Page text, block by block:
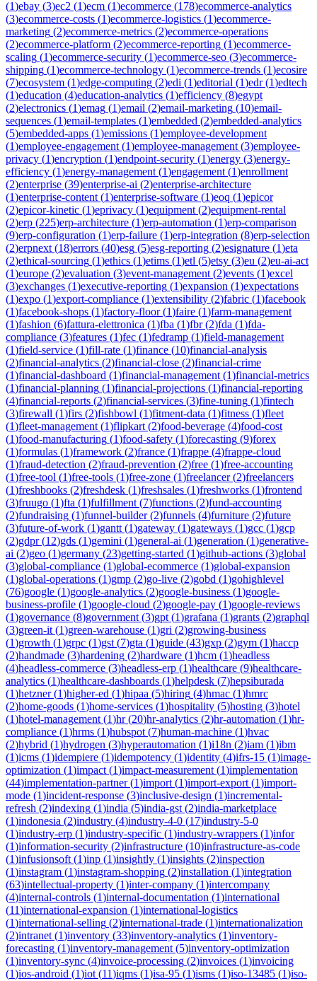
(1)ebay (3)ec2 (1)ecm (1)ecommerce (178)ecommerce-analytics
(3)ecommerce-costs (1)ecommerce-logistics (1)ecommerce-
marketing (2)ecommerce-metrics (2)ecommerce-operations
(2)ecommerce-platform (2)ecommerce-reporting (1)ecommerce-
scaling (1)ecommerce-security (1)ecommerce-seo (3)ecommerce-
shipping (1)ecommerce-technology (1)ecommerce-trends (1)ecosire
(7)ecosystem (1)edge-computing (2)edi (1)editorial (1)edr(1)edtech
(1)education (4)education-analytics (1)efficiency (8)egypt
(2)electronics (1)emag (1)email (2)email-marketing (10)email-
sequences (1)email-templates (1)embedded (2)embedded-analytics
(5)embedded-apps (1)emissions (1)employee-development
(1)employee-engagement (1)employee-management (3)employee-
privacy (1)encryption (1)endpoint-security (1)energy (3)energy-
efficiency (1)energy-management (1)engagement (1)enrollment
(2)enterprise (39)enterprise-ai (2)enterprise-architecture
(1)enterprise-content (1)enterprise-software (1)eoq (1)epicor
(2)epicor-kinetic (1)eprivacy (1)equipment (2)equipment-rental
(2)erp (225)erp-architecture (1)erp-automation (1)erp-comparison
(9)erp-configuration (1)erp-failure (1)erp-integration (8)erp-selection
(2)erpnext (18)errors (40)esg (5)esg-reporting (2)esignature (1)eta
(2)ethical-sourcing (1)ethics (1)etims (1)etl (5)etsy (3)eu (2)eu-ai-act
(1)europe (2)evaluation (3)event-management (2)events (1)excel
(3)exchanges (1)executive-reporting (1)expansion (1)expectations
(1)expo (1)export-compliance (1)extensibility (2)fabric (1)facebook
(1)facebook-shops (1)factory-floor(1)faire (1)farm-management
(1)fashion (6)fattura-elettronica (1)fba (1)fbr(2)fda (1)fda-
compliance (3)features (1)fec (1)fedramp (1)field-management
(1)field-service (1)fill-rate (1)finance (10)financial-analysis
(2)financial-analytics (2)financial-close (2)financial-crime
(1)financial-dashboard (1)financial-management (1)financial-metrics
(1)financial-planning (1)financial-projections (1)financial-reporting
(4)financial-reports (2)financial-services (3)fine-tuning (1)fintech
(3)firewall (1)firs (2)fishbowl (1)fitment-data (1)fitness (1)fleet
(1)fleet-management (1)flipkart (2)food-beverage (4)food-cost
(1)food-manufacturing (1)food-safety (1)forecasting (9)forex
(1)formulas (1)framework (2)france (1)frappe (4)frappe-cloud
(1)fraud-detection (2)fraud-prevention (2)free (1)free-accounting
(1)free-tool (1)free-tools (1)free-zone (1)freelancer(2)freelancers
(1)freshbooks (2)freshdesk (1)freshsales (1)freshworks (1)frontend
(3)fruugo (1)fta (1)fulfillment (7)functions (2)fund-accounting
(2)fundraising (1)funnel-builder(2)funnels (4)furniture (2)future
(3)future-of-work (1)gantt (1)gateway (1)gateways (1)gcc (1)gcp
(2)gdpr(12)gds (1)gemini (1)general-ai (1)generation (1)generative-
ai (2)geo (1)germany (23)getting-started (1)github-actions (3)global
(3)global-compliance (1)global-ecommerce (1)global-expansion
(1)global-operations (1)gmp (2)go-live (2)gobd (1)gohighlevel
(76)google (1)google-analytics (2)google-business (1)google-
business-profile (1)google-cloud (2)google-pay (1)google-reviews
(1)governance (8)government (3)gpt (1)grafana (1)grants (2)graphql
(3)green-it (1)green-warehouse (1)gri (2)growing-business
(1)growth (1)grpc (1)gst (7)gta (1)guide (43)gxp (2)gym (1)haccp
(2)handmade (3)hardening (2)hardware (1)hcm (1)headless
(4)headless-commerce (3)headless-erp (1)healthcare (9)healthcare-
analytics (1)healthcare-dashboards (1)helpdesk (7)hepsiburada
(1)hetzner(1)higher-ed (1)hipaa (5)hiring (4)hmac (1)hmrc
(2)home-goods (1)home-services (1)hospitality (5)hosting (3)hotel
(1)hotel-management (1)hr(20)hr-analytics (2)hr-automation (1)hr-
compliance (1)hrms (1)hubspot (7)human-machine (1)hvac
(2)hybrid (1)hydrogen (3)hyperautomation (1)i18n (2)iam (1)ibm
(1)icms (1)idempiere (1)idempotency (1)identity (4)ifrs-15 (1)image-
optimization (1)impact (1)impact-measurement (1)implementation
(44)implementation-partner(1)import (1)import-export (1)import-
mode (1)incident-response (3)inclusive-design (1)incremental-
refresh (2)indexing (1)india (5)india-gst (2)india-marketplace
(1)indonesia (2)industry (4)industry-4-0 (17)industry-5-0
(1)industry-erp (1)industry-specific (1)industry-wrappers (1)infor
(1)information-security (2)infrastructure (10)infrastructure-as-code
(1)infusionsoft (1)inp (1)insightly (1)insights (2)inspection
(1)instagram (1)instagram-shopping (2)installation (1)integration
(63)intellectual-property (1)inter-company (1)intercompany
(4)internal-controls (1)internal-documentation (1)international
(11)international-expansion (1)international-logistics
(1)international-selling (2)international-trade (1)internationalization
(2)intranet (1)inventory (33)inventory-analytics (1)inventory-
forecasting (1)inventory-management (5)inventory-optimization
(1)inventory-sync (4)invoice-processing (2)invoices (1)invoicing
(1)ios-android (1)iot (11)iqms (1)isa-95 (1)isms (1)iso-13485 (1)iso-